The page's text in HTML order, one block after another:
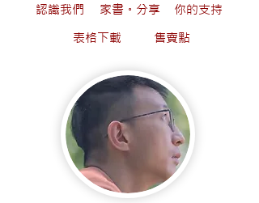
認識我們 家書。分享
你的支持
表格下載
售賣點